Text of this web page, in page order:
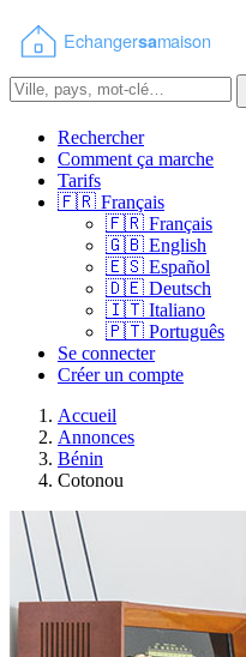
Rechercher
Comment ça marche
Tarifs
🇫🇷 Français
🇫🇷 Français
🇬🇧 English
🇪🇸 Español
🇩🇪 Deutsch
🇮🇹 Italiano
🇵🇹 Português
Se connecter
Créer un compte
Accueil
Annonces
Bénin
Cotonou